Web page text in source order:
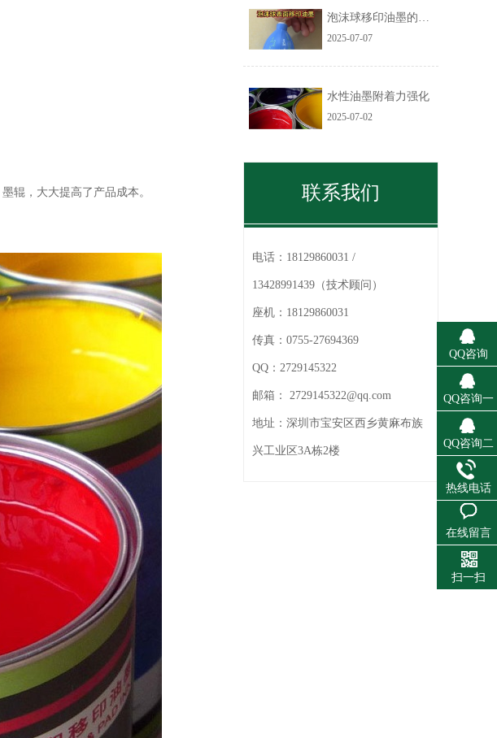
墨辊，大大提高了产品成本。
2025-07-07
水性油墨附着力强化
2025-07-02
联系我们
电话： 18129860031 /
13428991439（技术顾问）
座机： 18129860031
传真： 0755-27694369
QQ： 2729145322
邮箱： 2729145322@qq.com
地址： 深圳市宝安区西乡黄麻布族
兴工业区3A栋2楼
QQ咨询
QQ咨询一
QQ咨询二
热线电话
在线留言
扫一扫